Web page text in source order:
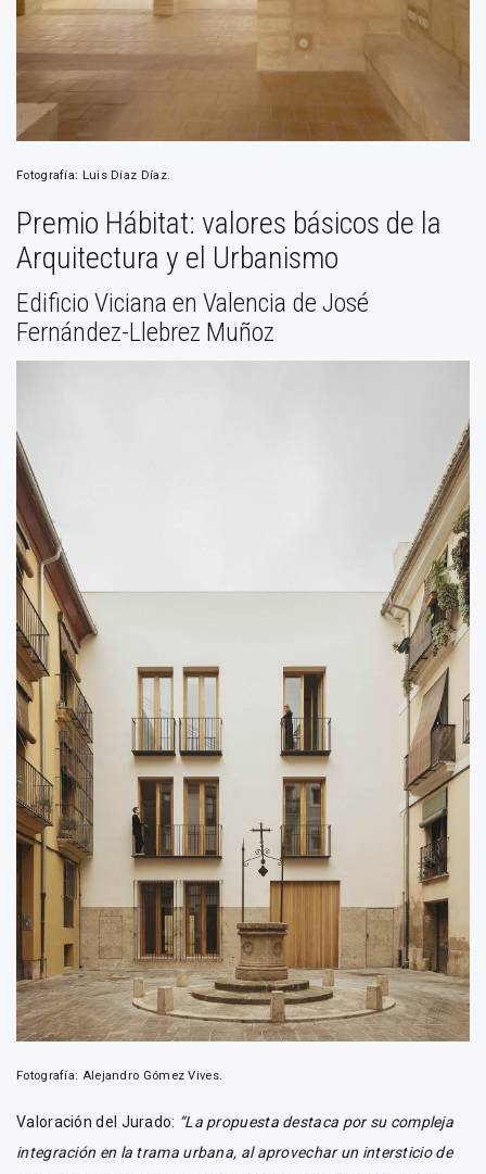
Fotografía: Luis Díaz Díaz.
Premio Hábitat: valores básicos de la
Arquitectura y el Urbanismo
Edificio Viciana en Valencia de José
Fernández-Llebrez Muñoz
Fotografía: Alejandro Gómez Vives.
Valoración del Jurado: “La propuesta destaca por su compleja
integración en la trama urbana, al aprovechar un intersticio de